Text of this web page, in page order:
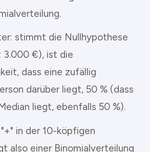
stimmt die Nullhypothese
3.000 €), ist die
dass eine zufällig
darüber liegt, 50 % (dass
liegt, ebenfalls 50 %).
in der 10-köpfigen
also einer Binomialverteilung